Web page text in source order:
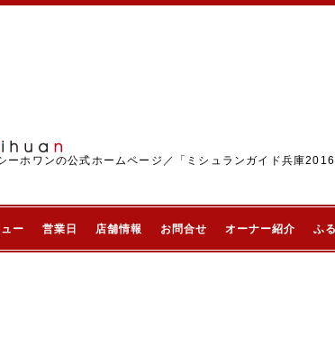
ーホワンの公式ホームページ／「ミシュランガイド兵庫
ー 営業日 店舗情報 お問合せ オーナー紹介 ふ